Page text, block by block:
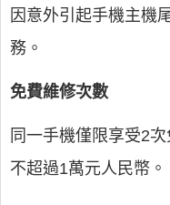
因意外引起手機主機
務。
免費維修次數
同一手機僅限享受2
不超過1萬元人民幣。